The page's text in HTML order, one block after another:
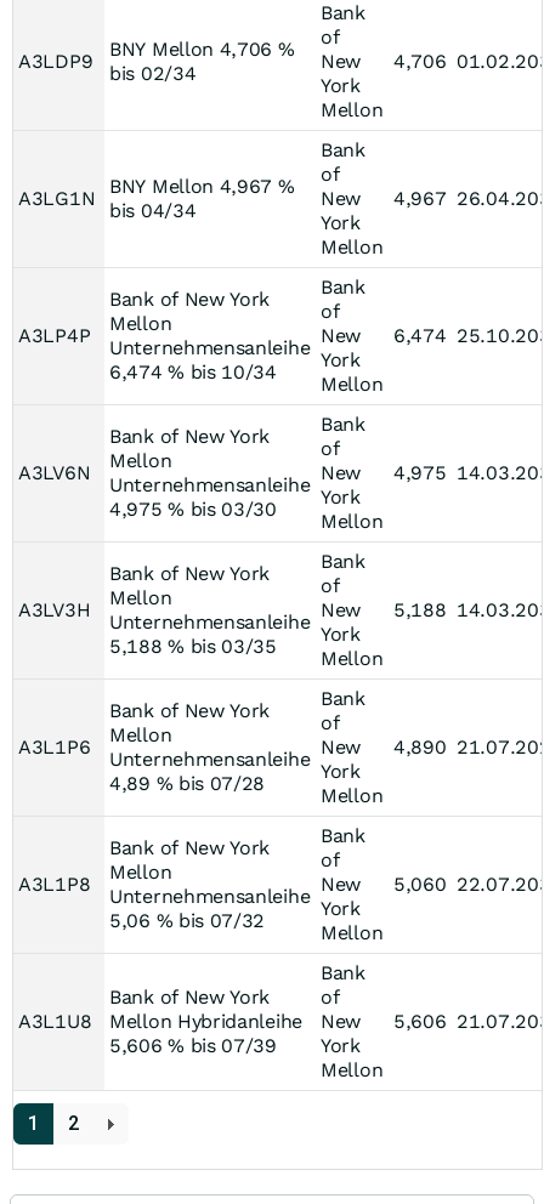
A3LDP9
BNY Mellon 4,706 %
bis 02/34
Bank
of
New
York
Mellon
4,706
A3LG1N
BNY Mellon 4,967 %
bis 04/34
Bank
of
New
York
Mellon
4,967
A3LP4P
Bank of New York
Mellon
Unternehmensanleihe
6,474 % bis 10/34
Bank
of
New
York
Mellon
6,474
A3LV6N
Bank of New York
Mellon
Unternehmensanleihe
4,975 % bis 03/30
Bank
of
New
York
Mellon
4,975
A3LV3H
Bank of New York
Mellon
Unternehmensanleihe
5,188 % bis 03/35
Bank
of
New
York
Mellon
5,188
A3L1P6
Bank of New York
Mellon
Unternehmensanleihe
4,89 % bis 07/28
Bank
of
New
York
Mellon
4,890
A3L1P8
Bank of New York
Mellon
Unternehmensanleihe
5,06 % bis 07/32
Bank
of
New
York
Mellon
5,060
A3L1U8
Bank of New York
Mellon Hybridanleihe
5,606 % bis 07/39
Bank
of
New
York
Mellon
5,606
1 2